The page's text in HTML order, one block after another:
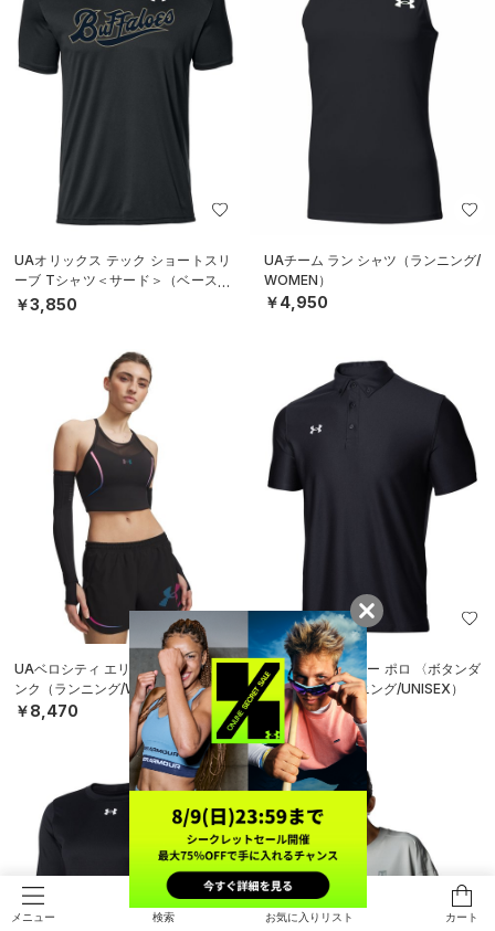
メニュー 検索 お気に入りリスト カート
UAオリックス テック ショートスリ
ーブ Tシャツ＜サード＞（ベースボ
ール/UNISEX）
￥3,850
UAチーム ラン シャツ（ランニング/
WOMEN）
￥4,950
UAベロシティ エリート クロップ タ
ンク（ランニング/WOMEN）
￥8,470
UAチーム アーマー ポロ 〈ボタンダ
ウン〉（トレーニング/UNISEX）
￥6,050